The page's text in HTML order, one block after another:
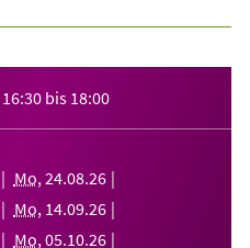
16:30 bis 18:00
Mo, 24.08.26
Mo, 14.09.26
Mo, 05.10.26